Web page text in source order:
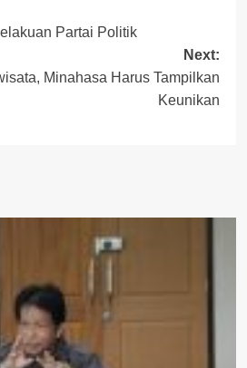
Partai Politik
Next:
Minahasa Harus Tampilkan
Keunikan